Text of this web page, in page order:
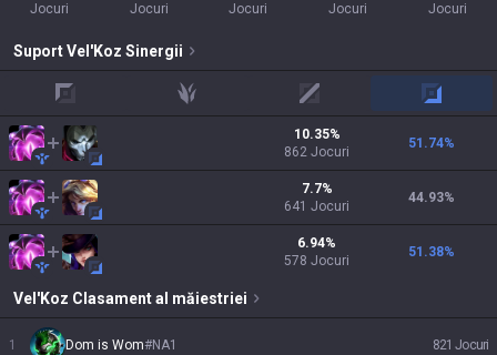
Jocuri
Jocuri
Jocuri
Jocuri
Jocuri
SuportVel'Koz Sinergii
jungle mid adc
10.35%
862 Jocuri
51.74%
7.7%
641 Jocuri
44.93%
6.94%
578 Jocuri
51.38%
Vel'Koz Clasament al măiestriei
1 Dom is Wom#NA1 821 Jocuri